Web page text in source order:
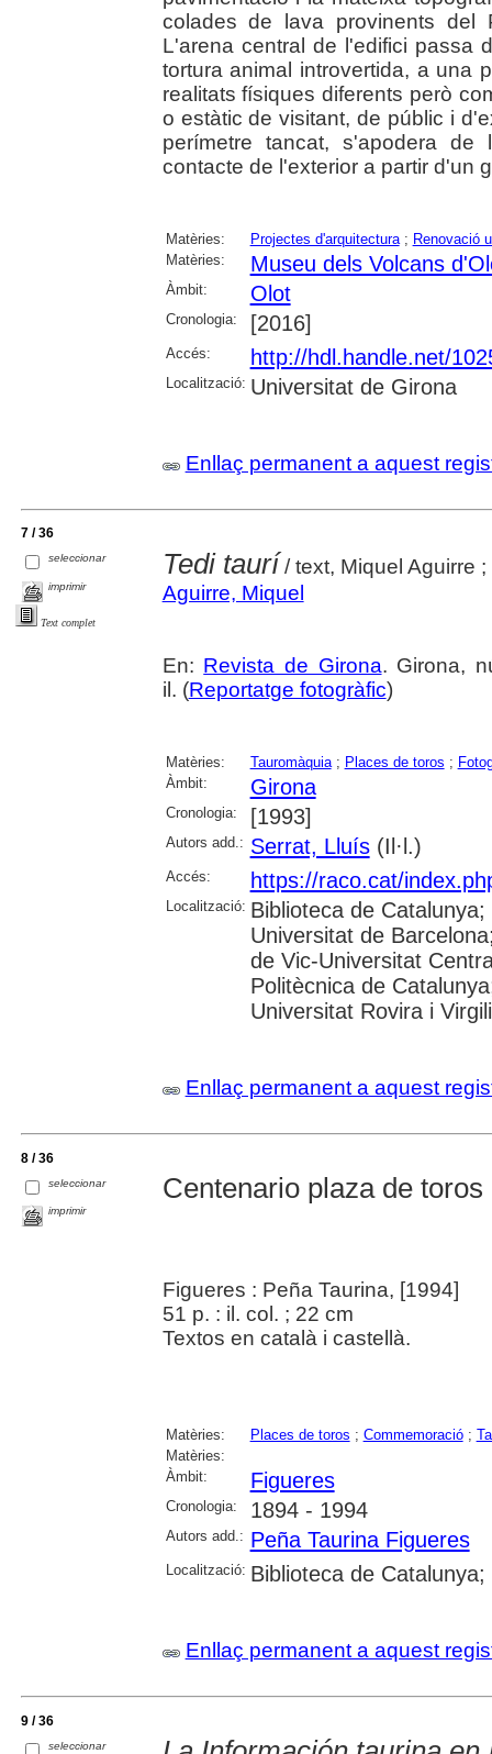
colades de lava provinents
L'arena central de l'edifici passa
tortura animal introvertida, a una
realitats físiques diferents però
o estàtic de visitant, de públic i
perímetre tancat, s'apodera
contacte de l'exterior a partir d'un
Matèries: Projectes d'arquitectura; Renovació
Matèries:
Museu dels Volcans
Àmbit: Olot
Cronologia: [2016]
Accés: http://hdl.handle.net/
Localització: Universitat de Girona
Enllaç permanent a aquest
7 / 36
seleccionar
imprimir
Text complet
Tedi taurí / text, Miquel Aguirre
Aguirre, Miquel
En: Revista de Girona. Girona,
il. (Reportatge fotogràfic)
Matèries: Tauromàquia; Places de toros ;
Àmbit:
Girona
Cronologia: [1993]
Autors add.: Serrat, Lluís(Il·l.)
Accés: https://raco.cat/
Localització: Biblioteca de
Universitat de
de Vic-Universitat
Politècnica de
Universitat Rovira i
Enllaç permanent a aquest
8 / 36
seleccionar
imprimir
Centenario plaza de
Figueres : Peña Taurina, [1994]
51 p. : il. col. ; 22 cm
Textos en català i castellà.
Matèries: Places de toros ; Commemoració;
Matèries:
Àmbit:
Figueres
Cronologia: 1894 - 1994
Autors add.: Peña Taurina Figueres
Localització: Biblioteca de
Enllaç permanent a aquest
9 / 36
seleccionar